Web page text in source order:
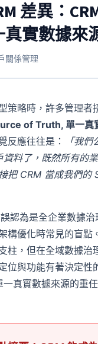
差異：
實數據來
關係管理
策略時，許多管理者
of Truth, 單一真
反應往往是：
「我
資料了，既然所有的
把 CRM 當成我們的
誤認為是全企業數據
構優化時常見的盲點
柱，但在全域數據治
位與功能有著決定性
一真實數據來源的重